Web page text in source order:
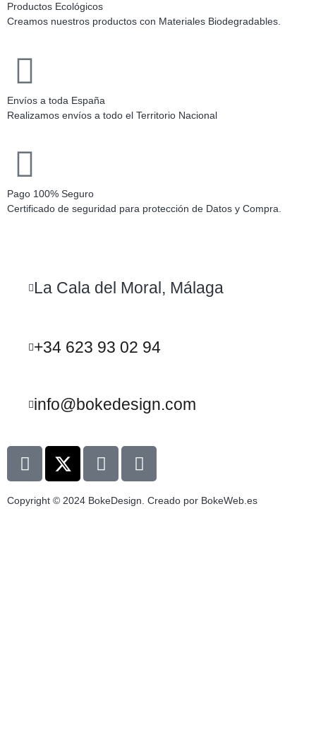
Productos Ecológicos
Creamos nuestros productos con Materiales Biodegradables.
Envíos a toda España
Realizamos envíos a todo el Territorio Nacional
Pago 100% Seguro
Certificado de seguridad para protección de Datos y Compra.
La Cala del Moral, Málaga
+34 623 93 02 94
info@bokedesign.com
Copyright © 2024 BokeDesign. Creado por BokeWeb.es